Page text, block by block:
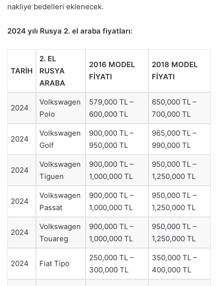
nakliye bedelleri eklenecek.
2024 yılı Rusya 2. el araba fiyatları:
TARİH
2. EL
RUSYA
ARABA
2016 MODEL
FİYATI
2018 MODEL
FİYATI
2024
Volkswagen
Polo
579,000 TL –
600,000 TL
650,000 TL –
700,000 TL
2024
Volkswagen
Golf
900,000 TL –
950,000 TL
965,000 TL –
990,000 TL
2024
Volkswagen
Tiguen
900,000 TL –
1,000,000 TL
950,000 TL –
1,250,000 TL
2024
Volkswagen
Passat
900,000 TL –
1,000,000 TL
950,000 TL –
1,250,000 TL
2024
Volkswagen
Touareg
900,000 TL –
1,000,000 TL
950,000 TL –
1,250,000 TL
2024 Fiat Tipo
250,000 TL –
300,000 TL
350,000 TL –
400,000 TL